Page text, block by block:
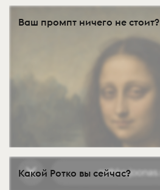
Ваш промпт ничего не стоит?
Какой Ротко вы сейчас?